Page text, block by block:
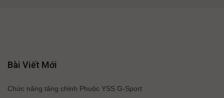
Bài Viết Mới
Chức năng tăng chỉnh Phuộc YSS G-Sport